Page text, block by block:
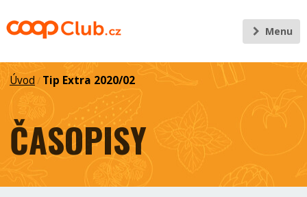
Menu
Úvod / Tip Extra 2020/02
ČASOPISY